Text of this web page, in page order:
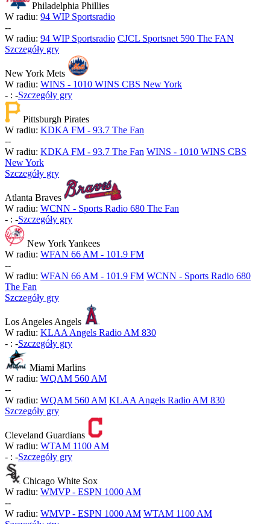
Philadelphia Phillies
W radiu: 94 WIP Sportsradio
--
W radiu: 94 WIP Sportsradio CJCL Sportsnet 590 The FAN
Szczegóły gry
New York Mets
W radiu: WINS - 1010 WINS CBS New York
- : -Szczegóły gry
Pittsburgh Pirates
W radiu: KDKA FM - 93.7 The Fan
--
W radiu: KDKA FM - 93.7 The Fan WINS - 1010 WINS CBS
New York
Szczegóły gry
Atlanta Braves
W radiu: WCNN - Sports Radio 680 The Fan
- : -Szczegóły gry
New York Yankees
W radiu: WFAN 66 AM - 101.9 FM
--
W radiu: WFAN 66 AM - 101.9 FM WCNN - Sports Radio 680
The Fan
Szczegóły gry
Los Angeles Angels
W radiu: KLAA Angels Radio AM 830
- : -Szczegóły gry
Miami Marlins
W radiu: WQAM 560 AM
--
W radiu: WQAM 560 AM KLAA Angels Radio AM 830
Szczegóły gry
Cleveland Guardians
W radiu: WTAM 1100 AM
- : -Szczegóły gry
Chicago White Sox
W radiu: WMVP - ESPN 1000 AM
--
W radiu: WMVP - ESPN 1000 AM WTAM 1100 AM